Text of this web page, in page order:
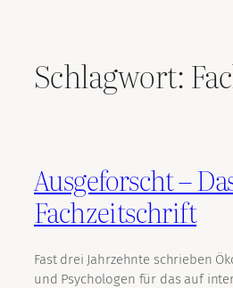
Schlagwort:
Ausgeforscht –
Fachzeitschrift
Fast drei Jahrzehnte schrieben
und Psychologen für das auf